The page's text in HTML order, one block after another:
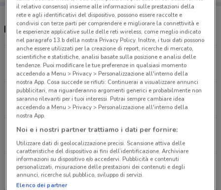
Negozi Loacker a Sora
Via Roma, 42 Sora
203 m
CHIUSO
Via Salceto, 69 Sora
1.1 km
CHIUSO
Traversa II Stella Broccostella
2.3 km
Viale San Domenico, 56 Sora
2.4 km
CHIUSO
il relativo consenso) insieme alle informazioni sulle prestazioni della
rete e agli identificativi del dispositivo, possono essere raccolte e
condivisi con terze parti per comprendere e migliorare la connettività e
le esperienze applicative sulle delle reti wireless, come meglio indicato
nel paragrafo 13.b della nostra Privacy Policy. Inoltre, i tuoi dati possono
anche essere utilizzati per la creazione di report, ricerche di mercato,
scientifiche e statistiche, analisi basate sulla posizione e analisi delle
tendenze. Puoi modificare le tue preferenze in qualsiasi momento
accedendo a Menu > Privacy > Personalizzazione all'interno della
nostra App. Cosa succede se rifiuti: Continuerai a visualizzare annunci
pubblicitari, ma riguarderanno argomenti generici e probabilmente non
saranno rilevanti per i tuoi interessi. Potrai sempre cambiare idea
accedendo a Menu > Privacy > Personalizzazione all'interno della
nostra App.
Noi e i nostri partner trattiamo i dati per fornire:
Utilizzare dati di geolocalizzazione precisi. Scansione attiva delle
caratteristiche del dispositivo ai fini dell’identificazione. Archiviare
informazioni su dispositivo e/o accedervi. Pubblicità e contenuti
personalizzati, misurazione delle prestazioni dei contenuti e degli
annunci, ricerche sul pubblico, sviluppo di servizi.
Elenco dei partner